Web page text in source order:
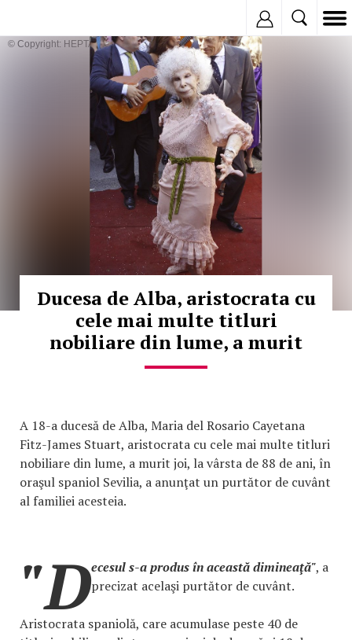
© Copyright: HEPTA
Ducesa de Alba, aristocrata cu
cele mai multe titluri
nobiliare din lume, a murit
A 18-a ducesă de Alba, Maria del Rosario Cayetana
Fitz-James Stuart, aristocrata cu cele mai multe titluri
nobiliare din lume, a murit joi, la vârsta de 88 de ani, în
oraşul spaniol Sevilia, a anunţat un purtător de cuvânt
al familiei acesteia.
"Decesul s-a produs în această dimineaţă", a
precizat acelaşi purtător de cuvânt.
Aristocrata spaniolă, care acumulase peste 40 de